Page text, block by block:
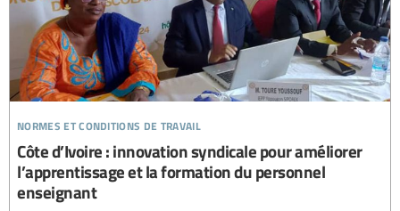
normes et conditions de travail
Côte d’Ivoire : innovation syndicale pour améliorer
l’apprentissage et la formation du personnel
enseignant